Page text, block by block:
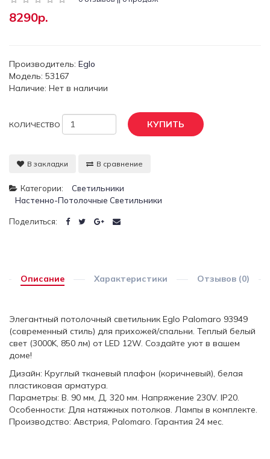
8290р.
Производитель: Eglo
Модель: 53167
Наличие: Нет в наличии
КОЛИЧЕСТВО КУПИТЬ
В закладки В сравнение
Категории:
Светильники
Настенно-Потолочные Светильники
Поделиться:
Описание Характеристики Отзывов (0)
Элегантный потолочный светильник Eglo Palomaro 93949
(современный стиль) для прихожей/спальни. Теплый белый
свет (3000K, 850 лм) от LED 12W. Создайте уют в вашем
доме!
Дизайн: Круглый тканевый плафон (коричневый), белая
пластиковая арматура.
Параметры: В. 90 мм, Д. 320 мм. Напряжение 230V. IP20.
Особенности: Для натяжных потолков. Лампы в комплекте.
Производство: Австрия, Palomaro. Гарантия 24 мес.